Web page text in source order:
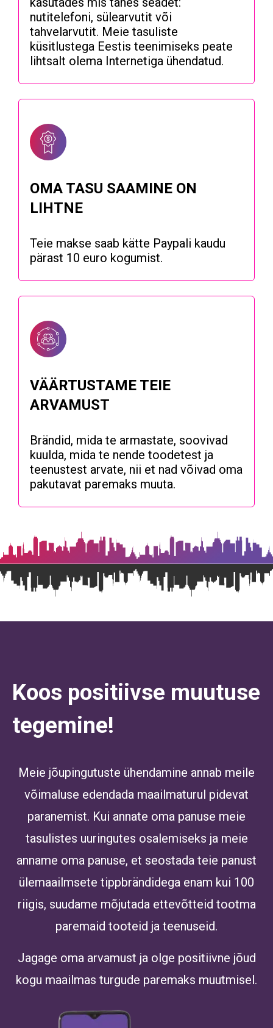
nutitelefoni, sülearvutit või
tahvelarvutit. Meie tasuliste
küsitlustega Eestis teenimiseks peate
lihtsalt olema Internetiga ühendatud.
OMA TASU SAAMINE ON
LIHTNE
Teie makse saab kätte Paypali kaudu
pärast 10 euro kogumist.
VÄÄRTUSTAME TEIE
ARVAMUST
Brändid, mida te armastate, soovivad
kuulda, mida te nende toodetest ja
teenustest arvate, nii et nad võivad oma
pakutavat paremaks muuta.
Koos positiivse muutuse
tegemine!
Meie jõupingutuste ühendamine annab meile
võimaluse edendada maailmaturul pidevat
paranemist. Kui annate oma panuse meie
tasulistes uuringutes osalemiseks ja meie
anname oma panuse, et seostada teie panust
ülemaailmsete tippbrändidega enam kui 100
riigis, suudame mõjutada ettevõtteid tootma
paremaid tooteid ja teenuseid.
Jagage oma arvamust ja olge positiivne jõud
kogu maailmas turgude paremaks muutmisel.